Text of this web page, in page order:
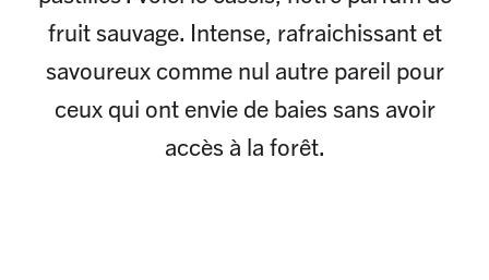
fruit sauvage. Intense, rafraichissant et
savoureux comme nul autre pareil pour
ceux qui ont envie de baies sans avoir
accès à la forêt.